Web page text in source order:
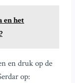
en het
en druk op de
op: